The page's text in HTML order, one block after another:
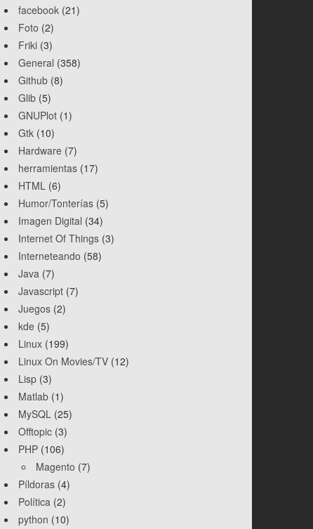
facebook (21)
Foto (2)
Friki (3)
General (358)
Github (8)
Glib (5)
GNUPlot (1)
Gtk (10)
Hardware (7)
herramientas (17)
HTML (6)
Humor/Tonterías (5)
Imagen Digital (34)
Internet Of Things (3)
Interneteando (58)
Java (7)
Javascript (7)
Juegos (2)
kde (5)
Linux (199)
Linux On Movies/TV (12)
Lisp (3)
Matlab (1)
MySQL (25)
Offtopic (3)
PHP (106)
Magento (7)
Píldoras (4)
Política (2)
python (10)